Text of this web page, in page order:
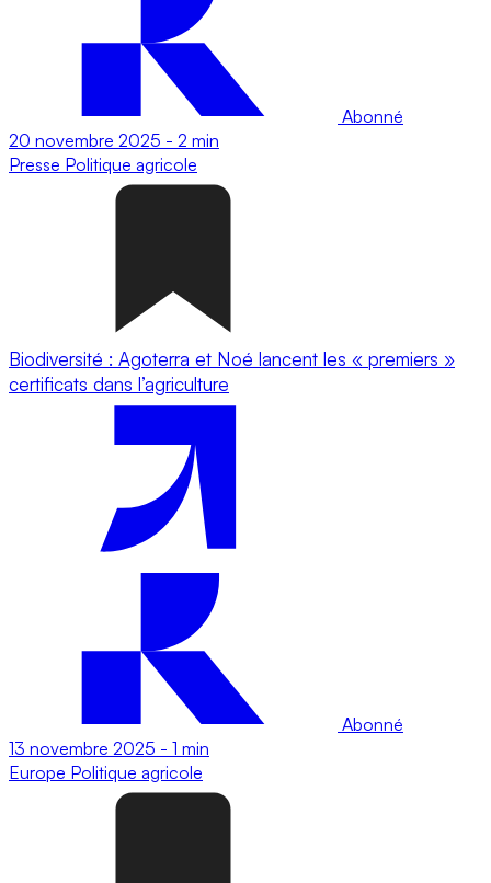
Abonné
20 novembre 2025 - 2 min
Presse Politique agricole
Biodiversité : Agoterra et Noé lancent les « premiers »
certificats dans l’agriculture
Abonné
13 novembre 2025 - 1 min
Europe Politique agricole